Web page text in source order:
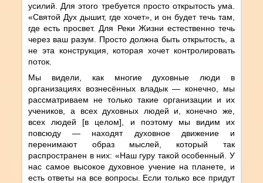
усилий. Для этого требуется просто открытость ума.
«Святой Дух дышит, где хочет», и он будет течь там,
где есть просвет. Для Реки Жизни естественно течь
через ваш разум. Просто должна быть открытость, а
не эта конструкция, которая хочет контролировать
поток.
Мы видели, как многие духовные люди в
организациях вознесённых владык — конечно, мы
рассматриваем не только такие организации и их
учеников, а всех духовных людей и, конечно же,
всех людей [в целом], и поэтому мы видим их
повсюду — находят духовное движение и
перенимают образ мыслей, который так
распространен в них: «Наш гуру такой особенный. У
нас самое высокое духовное учение на планете, и
есть ответы на все вопросы. Если только все придут